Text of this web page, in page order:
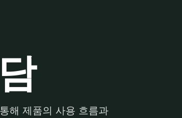
해 제품의 사용 흐름과